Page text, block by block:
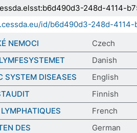
248d-4114-
id/b6d490d3-248d-
NEMOCI
Czech
Danish
SYSTEM DISEASES
English
Finnish
French
DES
German